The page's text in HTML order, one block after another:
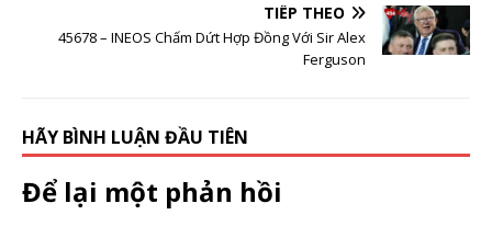
TIẾP THEO
45678 – INEOS Chấm Dứt Hợp Đồng Với Sir Alex
Ferguson
HÃY BÌNH LUẬN ĐẦU TIÊN
Để lại một phản hồi